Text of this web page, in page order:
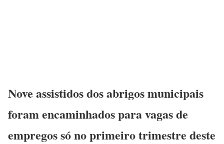
Nove assistidos dos abrigos municipais
foram encaminhados para vagas de
empregos só no primeiro trimestre deste